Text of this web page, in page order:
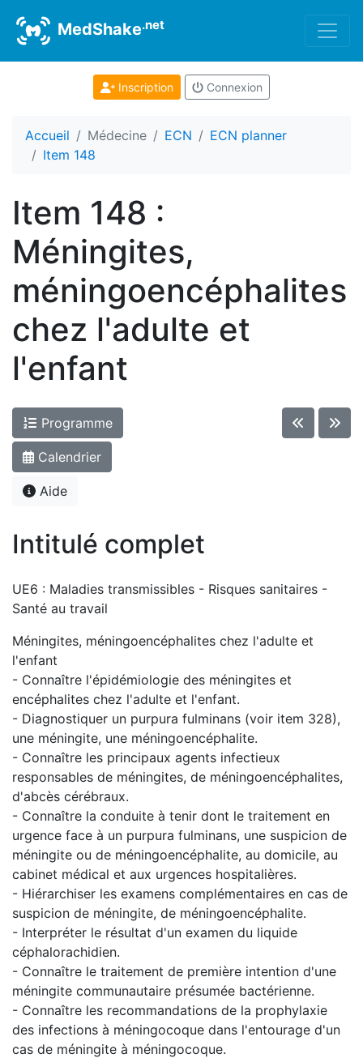
MedShake.net
Inscription Connexion
Accueil Médecine ECN
ECN planner
Item 148
Item 148 :
Méningites,
méningoencéphalites
chez l'adulte et
l'enfant
Programme
Calendrier
Aide
Intitulé complet
UE6 : Maladies transmissibles - Risques sanitaires -
Santé au travail
Méningites, méningoencéphalites chez l'adulte et
l'enfant
- Connaître l'épidémiologie des méningites et
encéphalites chez l'adulte et l'enfant.
- Diagnostiquer un purpura fulminans (voir item 328),
une méningite, une méningoencéphalite.
- Connaître les principaux agents infectieux
responsables de méningites, de méningoencéphalites,
d'abcès cérébraux.
- Connaître la conduite à tenir dont le traitement en
urgence face à un purpura fulminans, une suspicion de
méningite ou de méningoencéphalite, au domicile, au
cabinet médical et aux urgences hospitalières.
- Hiérarchiser les examens complémentaires en cas de
suspicion de méningite, de méningoencéphalite.
- Interpréter le résultat d'un examen du liquide
céphalorachidien.
- Connaître le traitement de première intention d'une
méningite communautaire présumée bactérienne.
- Connaître les recommandations de la prophylaxie
des infections à méningocoque dans l'entourage d'un
cas de méningite à méningocoque.